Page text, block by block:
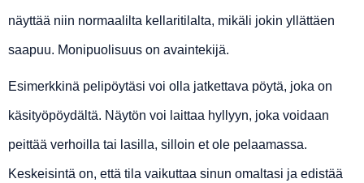
näyttää niin normaalilta kellaritilalta, mikäli jokin yllättäen
saapuu. Monipuolisuus on avaintekijä.
Esimerkkinä pelipöytäsi voi olla jatkettava pöytä, joka on
käsityöpöydältä. Näytön voi laittaa hyllyyn, joka voidaan
peittää verhoilla tai lasilla, silloin et ole pelaamassa.
Keskeisintä on, että tila vaikuttaa sinun omaltasi ja edistää